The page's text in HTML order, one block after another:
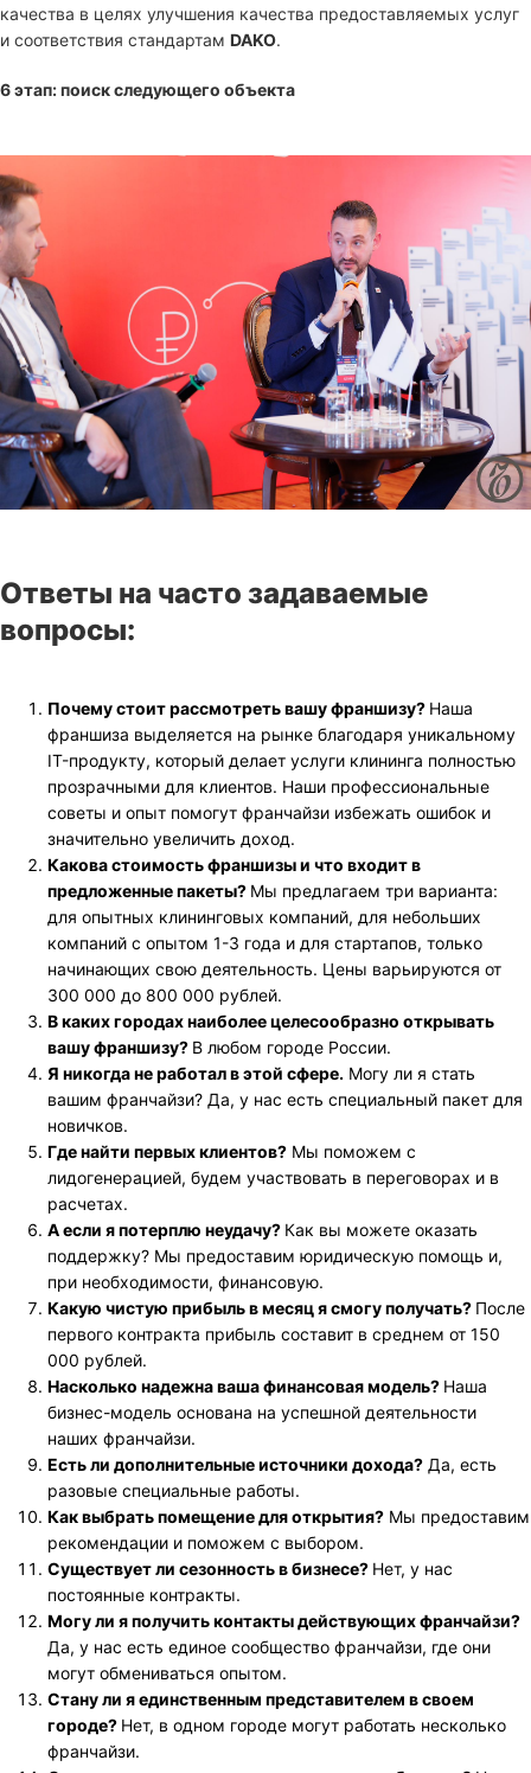
качества в целях улучшения качества предоставляемых услуг
и соответствия стандартам DAKO.
6 этап: поиск следующего объекта
Ответы на часто задаваемые
вопросы:
Почему стоит рассмотреть вашу франшизу? Наша
франшиза выделяется на рынке благодаря уникальному
IT-продукту, который делает услуги клининга полностью
прозрачными для клиентов. Наши профессиональные
советы и опыт помогут франчайзи избежать ошибок и
значительно увеличить доход.
Какова стоимость франшизы и что входит в
предложенные пакеты? Мы предлагаем три варианта:
для опытных клининговых компаний, для небольших
компаний с опытом 1-3 года и для стартапов, только
начинающих свою деятельность. Цены варьируются от
300 000 до 800 000 рублей.
В каких городах наиболее целесообразно открывать
вашу франшизу? В любом городе России.
Я никогда не работал в этой сфере. Могу ли я стать
вашим франчайзи? Да, у нас есть специальный пакет для
новичков.
Где найти первых клиентов? Мы поможем с
лидогенерацией, будем участвовать в переговорах и в
расчетах.
А если я потерплю неудачу? Как вы можете оказать
поддержку? Мы предоставим юридическую помощь и,
при необходимости, финансовую.
Какую чистую прибыль в месяц я смогу получать? После
первого контракта прибыль составит в среднем от 150
000 рублей.
Насколько надежна ваша финансовая модель? Наша
бизнес-модель основана на успешной деятельности
наших франчайзи.
Есть ли дополнительные источники дохода? Да, есть
разовые специальные работы.
Как выбрать помещение для открытия? Мы предоставим
рекомендации и поможем с выбором.
Существует ли сезонность в бизнесе? Нет, у нас
постоянные контракты.
Могу ли я получить контакты действующих франчайзи?
Да, у нас есть единое сообщество франчайзи, где они
могут обмениваться опытом.
Стану ли я единственным представителем в своем
городе? Нет, в одном городе могут работать несколько
франчайзи.